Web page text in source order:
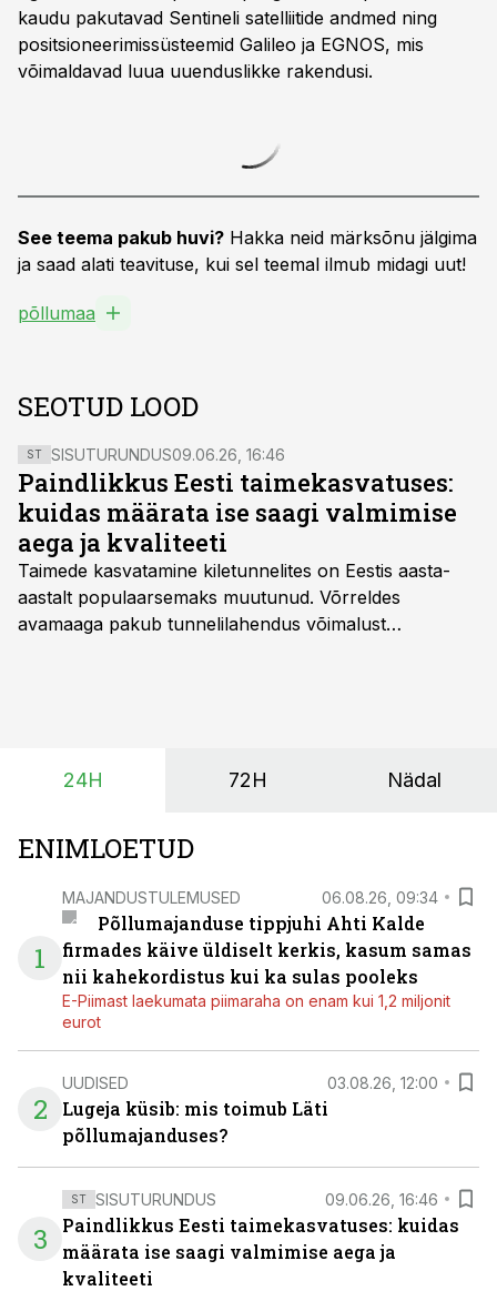
kaudu pakutavad Sentineli satelliitide andmed ning
positsioneerimissüsteemid Galileo ja EGNOS, mis
võimaldavad luua uuenduslikke rakendusi.
See teema pakub huvi? Hakka neid märksõnu jälgima
ja saad alati teavituse, kui sel teemal ilmub midagi uut!
põllumaa
SEOTUD LOOD
ST SISUTURUNDUS09.06.26, 16:46
Paindlikkus Eesti taimekasvatuses:
kuidas määrata ise saagi valmimise
aega ja kvaliteeti
Taimede kasvatamine kiletunnelites on Eestis aasta-
aastalt populaarsemaks muutunud. Võrreldes
avamaaga pakub tunnelilahendus võimalust
24H 72H Nädal
ENIMLOETUD
1
MAJANDUSTULEMUSED 06.08.26, 09:34
Põllumajanduse tippjuhi Ahti Kalde
firmades käive üldiselt kerkis, kasum samas
nii kahekordistus kui ka sulas pooleks
E-Piimast laekumata piimaraha on enam kui 1,2 miljonit
eurot
2
UUDISED 03.08.26, 12:00
Lugeja küsib: mis toimub Läti
põllumajanduses?
3
ST SISUTURUNDUS 09.06.26, 16:46
Paindlikkus Eesti taimekasvatuses: kuidas
määrata ise saagi valmimise aega ja
kvaliteeti